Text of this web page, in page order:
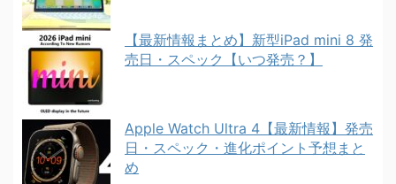
【最新情報まとめ】新型iPad mini 8 発
売日・スペック【いつ発売？】
Apple Watch Ultra 4【最新情報】発売
日・スペック・進化ポイント予想まと
め